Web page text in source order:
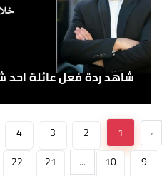
شاهد ردة فعل عائلة
‹
1
2
3
4
9
10
...
21
22